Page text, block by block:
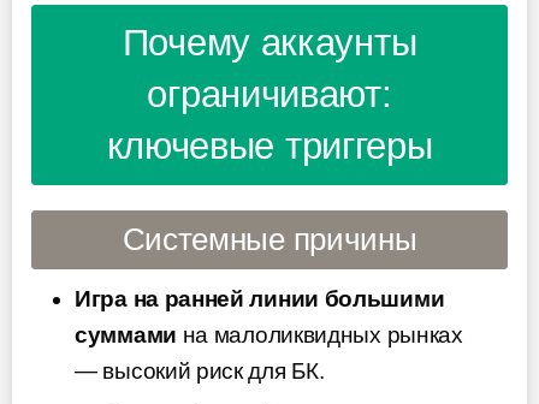
Почему аккаунты
ограничивают:
ключевые триггеры
Системные причины
Игра на ранней линии большими
суммами на малоликвидных рынках
— высокий риск для БК.